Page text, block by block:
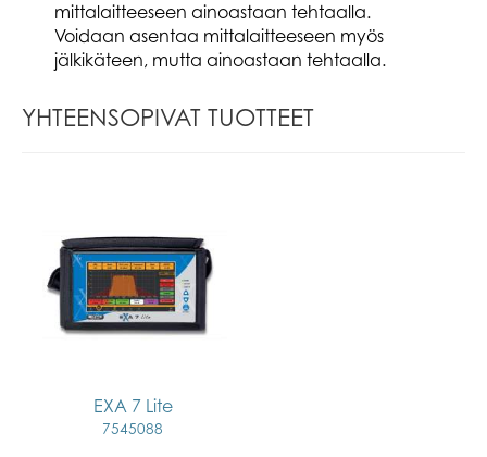
mittalaitteeseen ainoastaan tehtaalla.
Voidaan asentaa mittalaitteeseen myös
jälkikäteen, mutta ainoastaan tehtaalla.
YHTEENSOPIVAT TUOTTEET
EXA 7 Lite
7545088